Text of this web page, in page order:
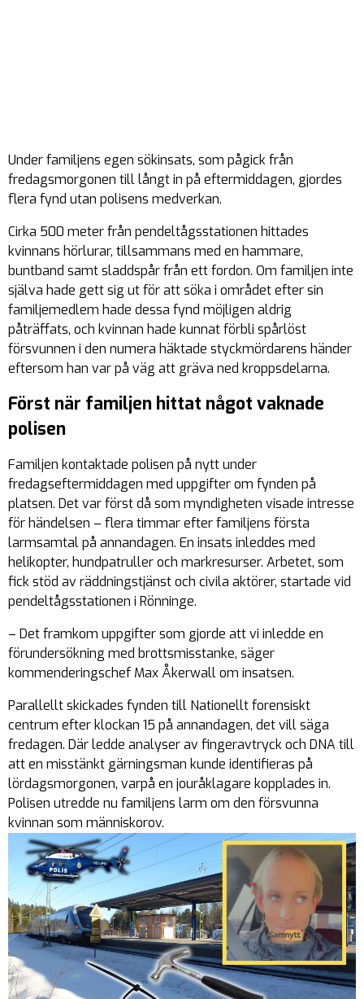
Under familjens egen sökinsats, som pågick från
fredagsmorgonen till långt in på eftermiddagen, gjordes
flera fynd utan polisens medverkan.
Cirka 500 meter från pendeltågsstationen hittades
kvinnans hörlurar, tillsammans med en hammare,
buntband samt sladdspår från ett fordon. Om familjen inte
själva hade gett sig ut för att söka i området efter sin
familjemedlem hade dessa fynd möjligen aldrig
påträffats, och kvinnan hade kunnat förbli spårlöst
försvunnen i den numera häktade styckmördarens händer
eftersom han var på väg att gräva ned kroppsdelarna.
Först när familjen hittat något vaknade
polisen
Familjen kontaktade polisen på nytt under
fredagseftermiddagen med uppgifter om fynden på
platsen. Det var först då som myndigheten visade intresse
för händelsen – flera timmar efter familjens första
larmsamtal på annandagen. En insats inleddes med
helikopter, hundpatruller och markresurser. Arbetet, som
fick stöd av räddningstjänst och civila aktörer, startade vid
pendeltågsstationen i Rönninge.
– Det framkom uppgifter som gjorde att vi inledde en
förundersökning med brottsmisstanke, säger
kommenderingschef Max Åkerwall om insatsen.
Parallellt skickades fynden till Nationellt forensiskt
centrum efter klockan 15 på annandagen, det vill säga
fredagen. Där ledde analyser av fingeravtryck och DNA till
att en misstänkt gärningsman kunde identifieras på
lördagsmorgonen, varpå en jouråklagare kopplades in.
Polisen utredde nu familjens larm om den försvunna
kvinnan som människorov.